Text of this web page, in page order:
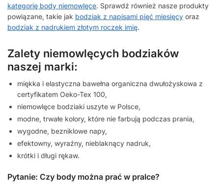
kategorię body niemowlęce. Sprawdź również nasze produkty
powiązane, takie jak bodziak z napisami pięć miesięcy oraz
bodziak z nadrukiem złotym roczek imię.
Zalety niemowlęcych bodziaków
naszej marki:
miękka i elastyczna bawełna organiczna dwułożyskowa z
certyfikatem Oeko-Tex 100,
niemowlęce bodziaki uszyte w Polsce,
modne, trwałe kolory, które nie farbują podczas prania,
wygodne, bezniklowe napy,
efektowny, wyraźny, nieblaknący nadruk,
krótki i długi rękaw.
Pytanie: Czy body można prać w pralce?